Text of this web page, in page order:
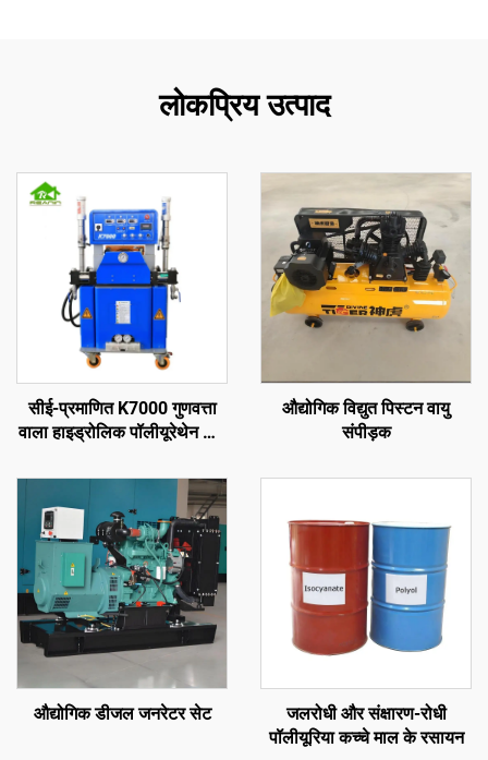
लोकप्रिय उत्पाद
सीई-प्रमाणित K7000 गुणवत्ता
वाला हाइड्रोलिक पॉलीयूरेथेन और
औद्योगिक विद्युत पिस्टन वायु
संपीड़क
औद्योगिक डीजल जनरेटर सेट
जलरोधी और संक्षारण-रोधी
पॉलीयूरिया कच्चे माल के रसायन